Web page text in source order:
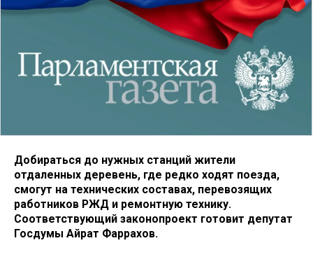
Добираться до нужных станций жители
отдаленных деревень, где редко ходят поезда,
смогут на технических составах, перевозящих
работников РЖД и ремонтную технику.
Соответствующий законопроект готовит депутат
Госдумы Айрат Фаррахов.